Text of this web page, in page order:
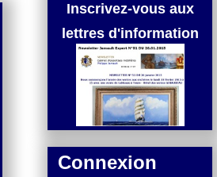
Inscrivez-vous aux
lettres d'information
Connexion